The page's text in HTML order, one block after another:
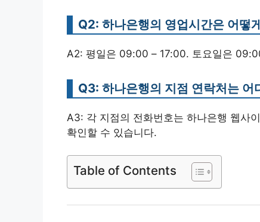
Q2: 하나은행의 영업시간은 어떻
A2: 평일은 09:00 – 17:00. 토요일은
Q3: 하나은행의 지점 연락처는 어
A3: 각 지점의 전화번호는 하나은행 웹사
확인할 수 있습니다.
Table of Contents